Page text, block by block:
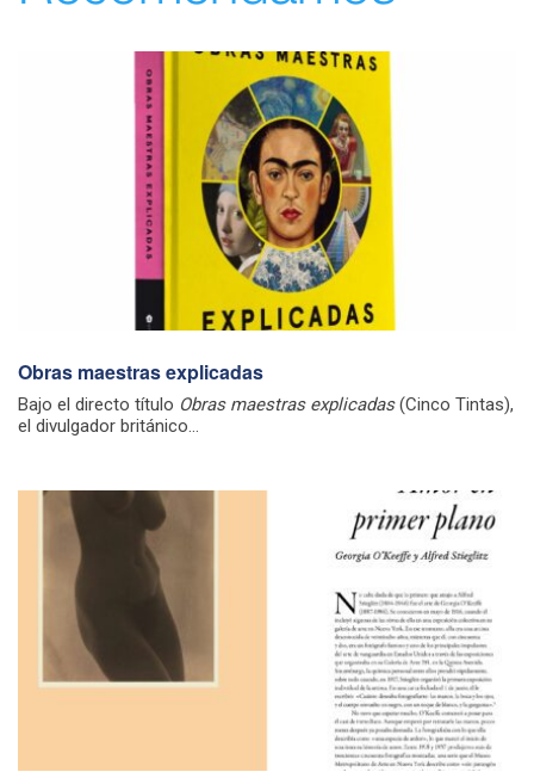
Obras maestras explicadas
Bajo el directo título Obras maestras explicadas(Cinco Tintas),
el divulgador británico...